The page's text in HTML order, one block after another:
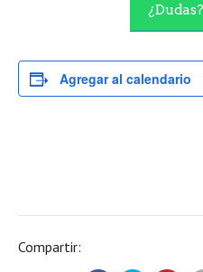
Agregar al calendario
Compartir: